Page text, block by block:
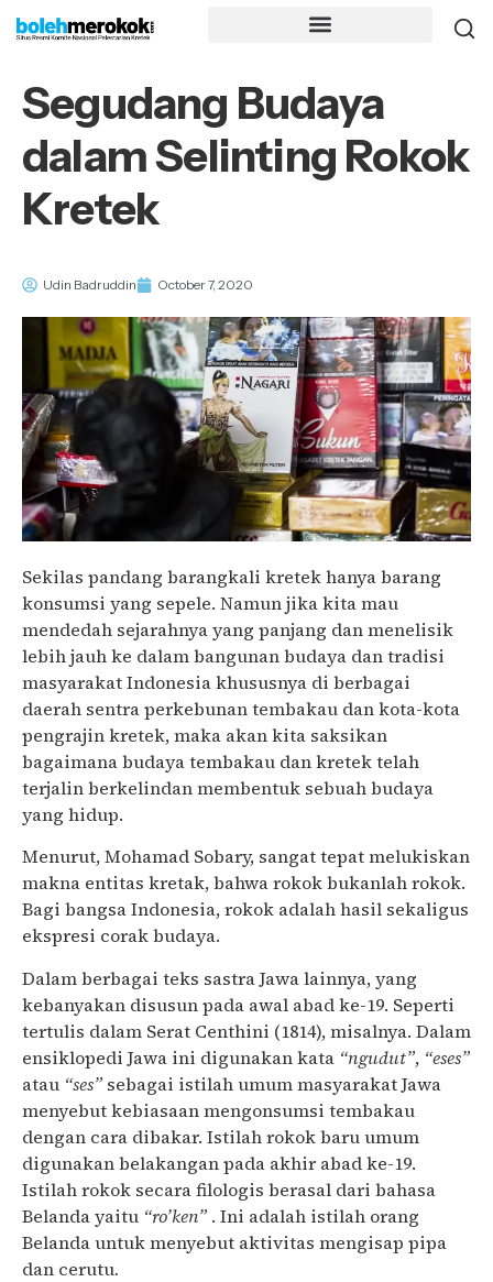
Segudang Budaya
dalam Selinting Rokok
Kretek
Udin Badruddin October 7, 2020
Sekilas pandang barangkali kretek hanya barang
konsumsi yang sepele. Namun jika kita mau
mendedah sejarahnya yang panjang dan menelisik
lebih jauh ke dalam bangunan budaya dan tradisi
masyarakat Indonesia khususnya di berbagai
daerah sentra perkebunan tembakau dan kota-kota
pengrajin kretek, maka akan kita saksikan
bagaimana budaya tembakau dan kretek telah
terjalin berkelindan membentuk sebuah budaya
yang hidup.
Menurut, Mohamad Sobary, sangat tepat melukiskan
makna entitas kretak, bahwa rokok bukanlah rokok.
Bagi bangsa Indonesia, rokok adalah hasil sekaligus
ekspresi corak budaya.
Dalam berbagai teks sastra Jawa lainnya, yang
kebanyakan disusun pada awal abad ke-19. Seperti
tertulis dalam Serat Centhini (1814), misalnya. Dalam
ensiklopedi Jawa ini digunakan kata “ngudut”, “eses”
atau “ses” sebagai istilah umum masyarakat Jawa
menyebut kebiasaan mengonsumsi tembakau
dengan cara dibakar. Istilah rokok baru umum
digunakan belakangan pada akhir abad ke-19.
Istilah rokok secara filologis berasal dari bahasa
Belanda yaitu “ro’ken” . Ini adalah istilah orang
Belanda untuk menyebut aktivitas mengisap pipa
dan cerutu.